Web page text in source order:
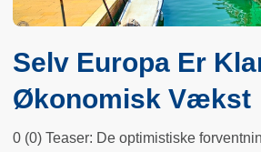
Selv Europa Er
Økonomisk Vækst
0 (0) Teaser: De optimistiske